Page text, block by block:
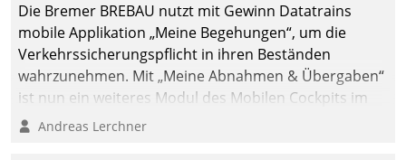
Die Bremer BREBAU nutzt mit Gewinn Datatrains
mobile Applikation „Meine Begehungen“, um die
Verkehrssicherungspflicht in ihren Beständen
wahrzunehmen. Mit „Meine Abnahmen & Übergaben“
ist nun ein weiteres Modul des Mobilen Cockpits im
Einsatz.
Andreas Lerchner